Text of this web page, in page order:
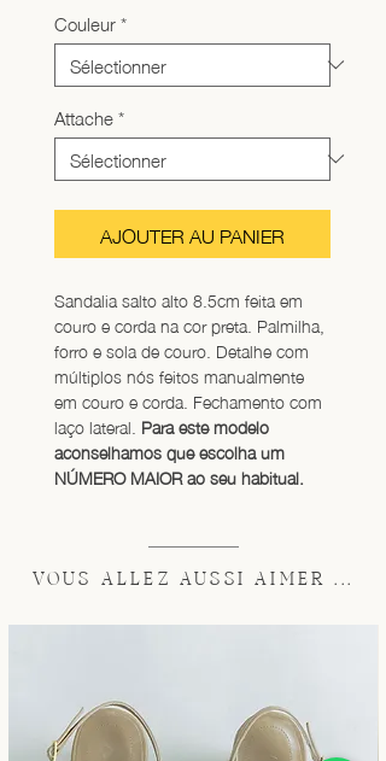
Couleur*
Attache*
AJOUTER AU PANIER
Sandalia salto alto 8.5cm feita em
couro e corda na cor preta. Palmilha,
forro e sola de couro. Detalhe com
múltiplos nós feitos manualmente
em couro e corda. Fechamento com
laço lateral. Para este modelo
aconselhamos que escolha um
NÚMERO MAIOR ao seu habitual.
VOUS ALLEZ AUSSI AIMER ...